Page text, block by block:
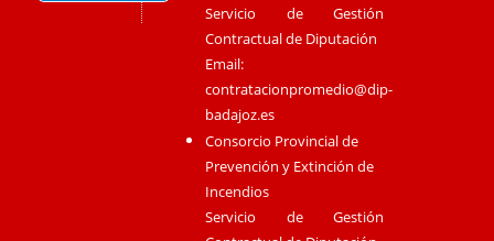
Servicio de Gestión
Contractual de Diputación
Email:
contratacionpromedio@dip-
badajoz.es
Consorcio Provincial de
Prevención y Extinción de
Incendios
Servicio de Gestión